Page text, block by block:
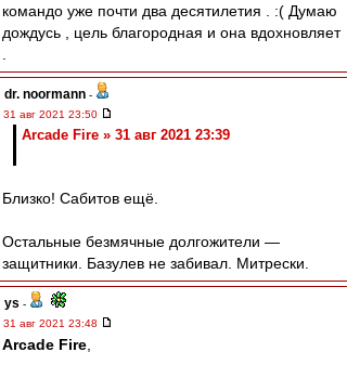
командо уже почти два десятилетия . :( Думаю
дождусь , цель благородная и она вдохновляет
dr. noormann -
31 авг 2021 23:50
Arcade Fire » 31 авг 2021 23:39
Близко! Сабитов ещё.
Остальные безмячные долгожители —
защитники. Базулев не забивал. Митрески.
ys -
31 авг 2021 23:48
Arcade Fire